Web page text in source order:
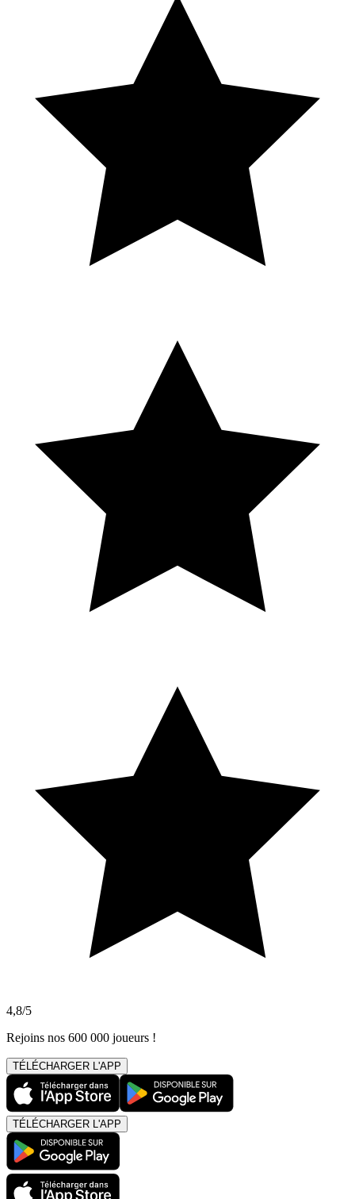
4,8/5
Rejoins nos 600 000 joueurs !
TÉLÉCHARGER L'APP
TÉLÉCHARGER L'APP